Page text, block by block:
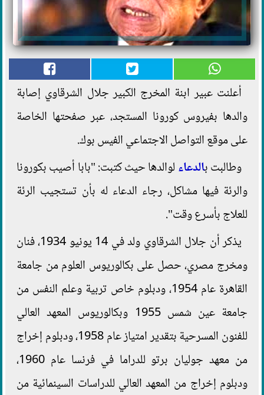
أعلنت عبير ابنة المخرج الكبير جلال الشرقاوي إصابة
والدها بفيروس كورونا المستجد، عبر صفحتها الخاصة
على موقع التواصل الاجتماعي الفيس بوك.
وطالبت بالدعاء لوالدها حيث كتبت: "بابا أصيب بكورونا
والرئة فيها مشاكل، رجاء الدعاء له بأن تستجيب الرئة
للعلاج بأسرع وقت".
يذكر أن جلال الشرقاوي ولد في 14 يونيو 1934، فنان
ومخرج مصري، حصل على بكالوريوس العلوم من جامعة
القاهرة عام 1954، ودبلوم خاص تربية وعلم النفس من
جامعة عين شمس 1955 وبكالوريوس المعهد العالي
للفنون المسرحية بتقدير امتياز عام 1958، ودبلوم إخراج
من معهد جوليان برتو للدراما في فرنسا عام 1960،
ودبلوم إخراج من المعهد العالي للدراسات السينمائية من